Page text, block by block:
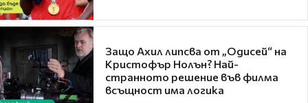
Защо Ахил липсва от „Одисей“ на
Кристофър Нолън? Най-
странното решение във филма
всъщност има логика